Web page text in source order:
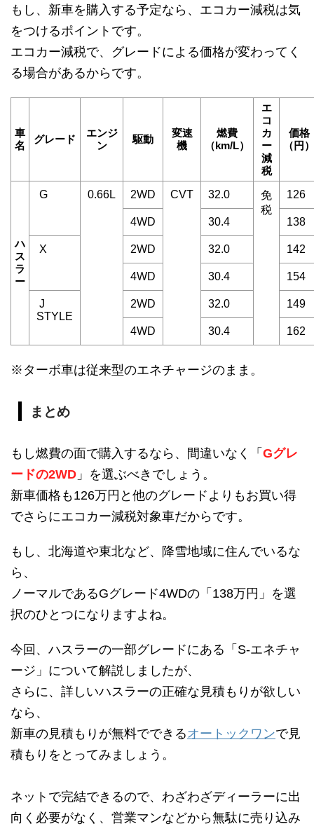
もし、新車を購入する予定なら、エコカー減税は気
をつけるポイントです。
エコカー減税で、グレードによる価格が変わってく
る場合があるからです。
車
名
グレード
エンジ
ン
駆動
変速
機
燃費
（km/L）
エ
コ
カ
ー
減
税
価格
（円）
ハ
ス
ラ
ー
G 0.66L 2WD CVT 32.0
免
税
126
4WD 30.4 138
X 2WD 32.0 142
4WD 30.4 154
J
STYLE
2WD 32.0 149
4WD 30.4 162
※ターボ車は従来型のエネチャージのまま。
まとめ
もし燃費の面で購入するなら、間違いなく「 Gグレ
ードの2WD 」を選ぶべきでしょう。
新車価格も126万円と他のグレードよりもお買い得
でさらにエコカー減税対象車だからです。
もし、北海道や東北など、降雪地域に住んでいるな
ら、
ノーマルであるGグレード4WDの「138万円」を選
択のひとつになりますよね。
今回、ハスラーの一部グレードにある「S-エネチャ
ージ」について解説しましたが、
さらに、詳しいハスラーの正確な見積もりが欲しい
なら、
新車の見積もりが無料でできるオートックワンで見
積もりをとってみましょう。
ネットで完結できるので、わざわざディーラーに出
向く必要がなく、営業マンなどから無駄に売り込み